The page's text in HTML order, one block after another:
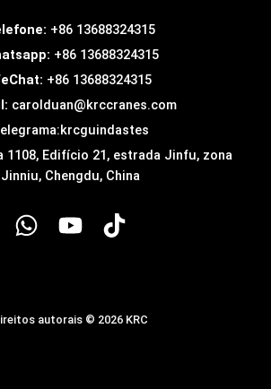
+86 13688324315
+86 13688324315
+86 13688324315
carolduan@krccranes.com
krcguindastes
1108, Edifício 21, estrada Jinfu, zona
Jinniu, Chengdu, China
autorais © 2026 KRC